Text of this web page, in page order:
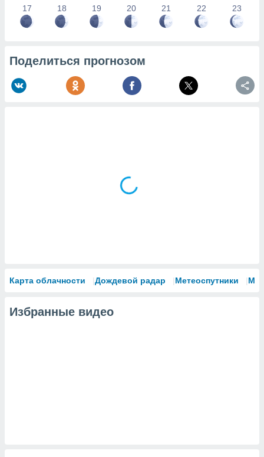
17 18 19 20 21 22 23
Поделиться прогнозом
Карта облачности Дождевой радар Метеоспутники
Избранные видео